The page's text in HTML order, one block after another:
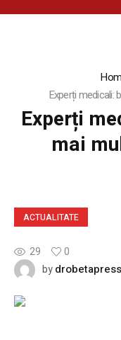
Experți medicali:
Experți
mai
ACTUALITATE
29
0
bydrobetapress